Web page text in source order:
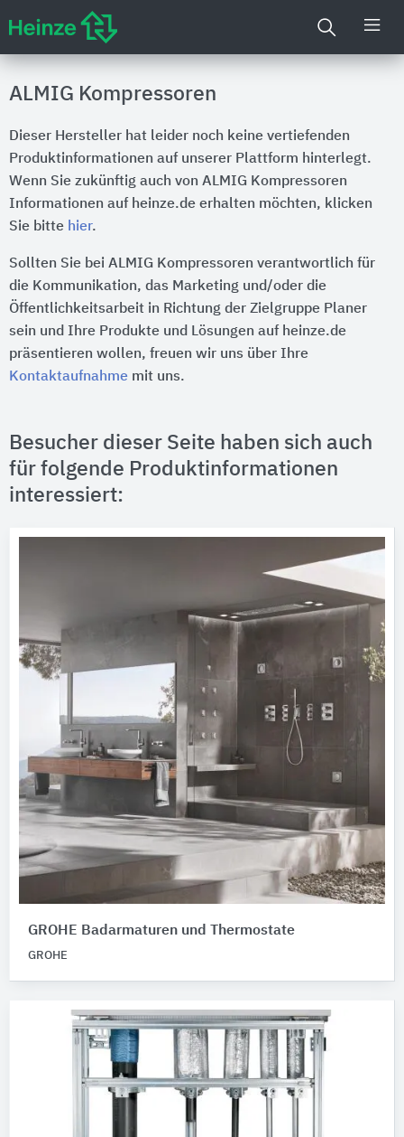
ALMIG Kompressoren
Dieser Hersteller hat leider noch keine vertiefenden
Produktinformationen auf unserer Plattform hinterlegt.
Wenn Sie zukünftig auch von ALMIG Kompressoren
Informationen auf heinze.de erhalten möchten, klicken
Sie bitte hier.
Sollten Sie bei ALMIG Kompressoren verantwortlich für
die Kommunikation, das Marketing und/oder die
Öffentlichkeitsarbeit in Richtung der Zielgruppe Planer
sein und Ihre Produkte und Lösungen auf heinze.de
präsentieren wollen, freuen wir uns über Ihre
Kontaktaufnahme mit uns.
Besucher dieser Seite haben sich auch
für folgende Produktinformationen
interessiert:
GROHE Badarmaturen und Thermostate
GROHE